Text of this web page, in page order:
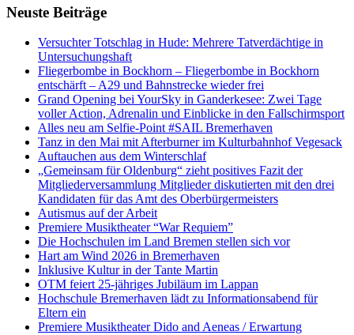
Neuste Beiträge
Versucht­er Totschlag in Hude: Mehrere Tatverdächtige in
Untersuchungshaft
Fliegerbombe in Bockhorn – Fliegerbombe in Bockhorn
entschärft – A29 und Bahnstrecke wieder frei
Grand Opening bei YourSky in Ganderkesee: Zwei Tage
voller Action, Adrenalin und Einblicke in den Fallschirmsport
Alles neu am Selfie-Point #SAIL Bremerhaven
Tanz in den Mai mit Afterburner im Kulturbahnhof Vegesack
Auftauchen aus dem Winterschlaf
„Gemeinsam für Oldenburg“ zieht positives Fazit der
Mitgliederversammlung Mitglieder diskutierten mit den drei
Kandidaten für das Amt des Oberbürgermeisters
Autismus auf der Arbeit
Premiere Musiktheater “War Requiem”
Die Hochschulen im Land Bremen stellen sich vor
Hart am Wind 2026 in Bremerhaven
Inklusive Kultur in der Tante Martin
OTM feiert 25-jähriges Jubiläum im Lappan
Hochschule Bremerhaven lädt zu Informationsabend für
Eltern ein
Premiere Musiktheater Dido and Aeneas / Erwartung